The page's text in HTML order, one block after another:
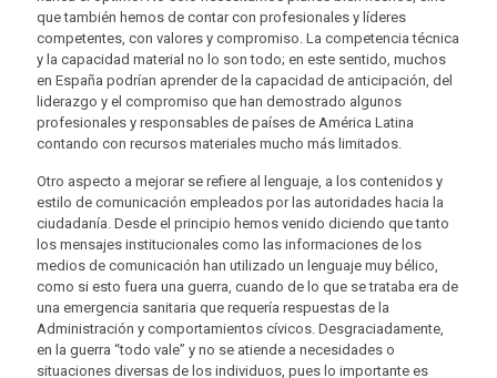
que también hemos de contar con profesionales y líderes
competentes, con valores y compromiso. La competencia técnica
y la capacidad material no lo son todo; en este sentido, muchos
en España podrían aprender de la capacidad de anticipación, del
liderazgo y el compromiso que han demostrado algunos
profesionales y responsables de países de América Latina
contando con recursos materiales mucho más limitados.
Otro aspecto a mejorar se refiere al lenguaje, a los contenidos y
estilo de comunicación empleados por las autoridades hacia la
ciudadanía. Desde el principio hemos venido diciendo que tanto
los mensajes institucionales como las informaciones de los
medios de comunicación han utilizado un lenguaje muy bélico,
como si esto fuera una guerra, cuando de lo que se trataba era de
una emergencia sanitaria que requería respuestas de la
Administración y comportamientos cívicos. Desgraciadamente,
en la guerra “todo vale” y no se atiende a necesidades o
situaciones diversas de los individuos, pues lo importante es